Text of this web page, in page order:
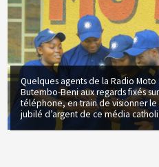
Quelques agents de la Radio Moto
Butembo-Beni aux regards fixés
téléphone, en train de visionner le
jubilé d’argent de ce média